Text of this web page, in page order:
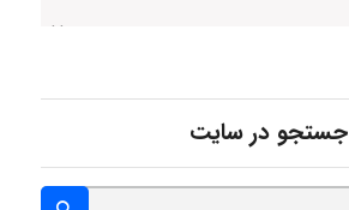
Rtk2099
جستجو در سایت